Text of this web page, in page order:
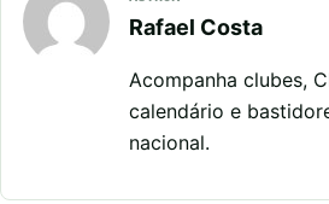
Rafael Costa
Acompanha clubes,
calendário e
nacional.